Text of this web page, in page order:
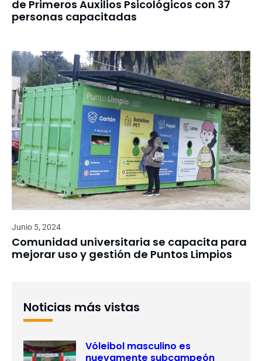
de Primeros Auxilios Psicológicos con 37
personas capacitadas
Junio 5, 2024
Comunidad universitaria se capacita para
mejorar uso y gestión de Puntos Limpios
Noticias más vistas
Vóleibol masculino es
nuevamente subcampeón